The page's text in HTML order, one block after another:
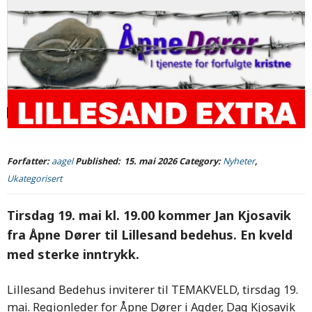
Forfatter:aagelPublished: 15. mai 2026 Category:Nyheter,
Ukategorisert
Tirsdag 19. mai kl. 19.00 kommer Jan Kjosavik
fra Åpne Dører til Lillesand bedehus. En kveld
med sterke inntrykk.
Lillesand Bedehus inviterer til TEMAKVELD, tirsdag 19.
mai. Regionleder for Åpne Dører i Agder, Dag Kjosavik